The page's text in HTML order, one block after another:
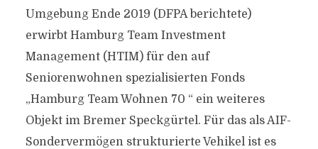
Umgebung Ende 2019 (DFPA berichtete)
erwirbt Hamburg Team Investment
Management (HTIM) für den auf
Seniorenwohnen spezialisierten Fonds
„Hamburg Team Wohnen 70 “ ein weiteres
Objekt im Bremer Speckgürtel. Für das als AIF-
Sondervermögen strukturierte Vehikel ist es